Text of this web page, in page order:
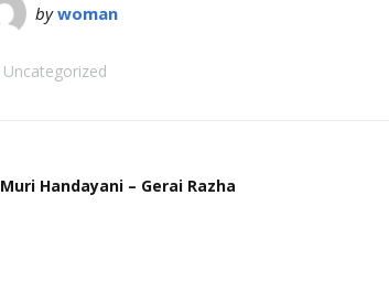
bywoman
Uncategorized
Muri Handayani – Gerai Razha